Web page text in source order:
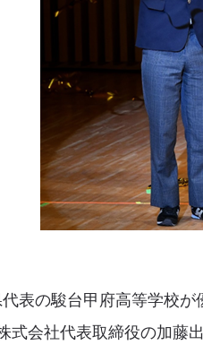
表の駿台甲府高等学校
式会社代表取締役の加藤